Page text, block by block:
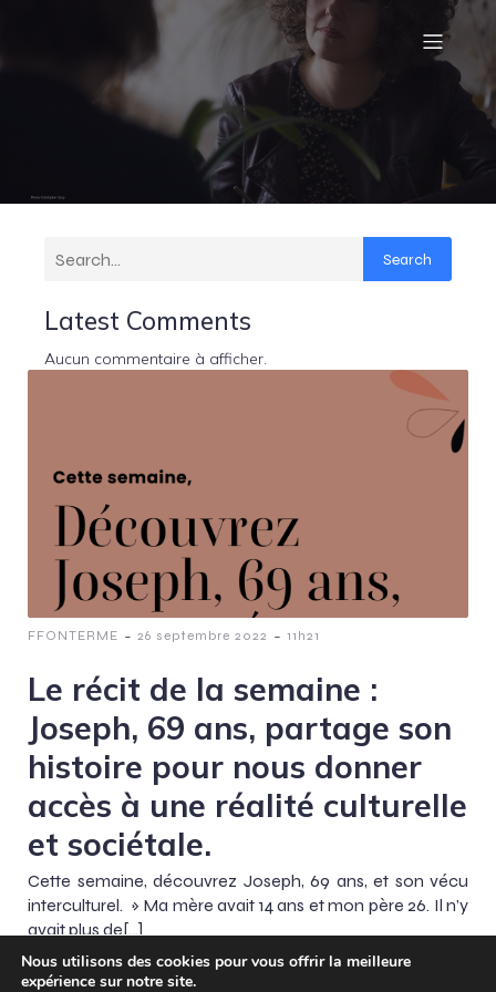
Search
Latest Comments
Aucun commentaire à afficher.
FFONTERME - 26 septembre 2022 - 11h21
Le récit de la semaine :
Joseph, 69 ans, partage son
histoire pour nous donner
accès à une réalité culturelle
et sociétale.
Cette semaine, découvrez Joseph, 69 ans, et son vécu
interculturel. » Ma mère avait 14 ans et mon père 26. Il n’y
avait plus de[…]
Nous utilisons des cookies pour vous offrir la meilleure
expérience sur notre site.